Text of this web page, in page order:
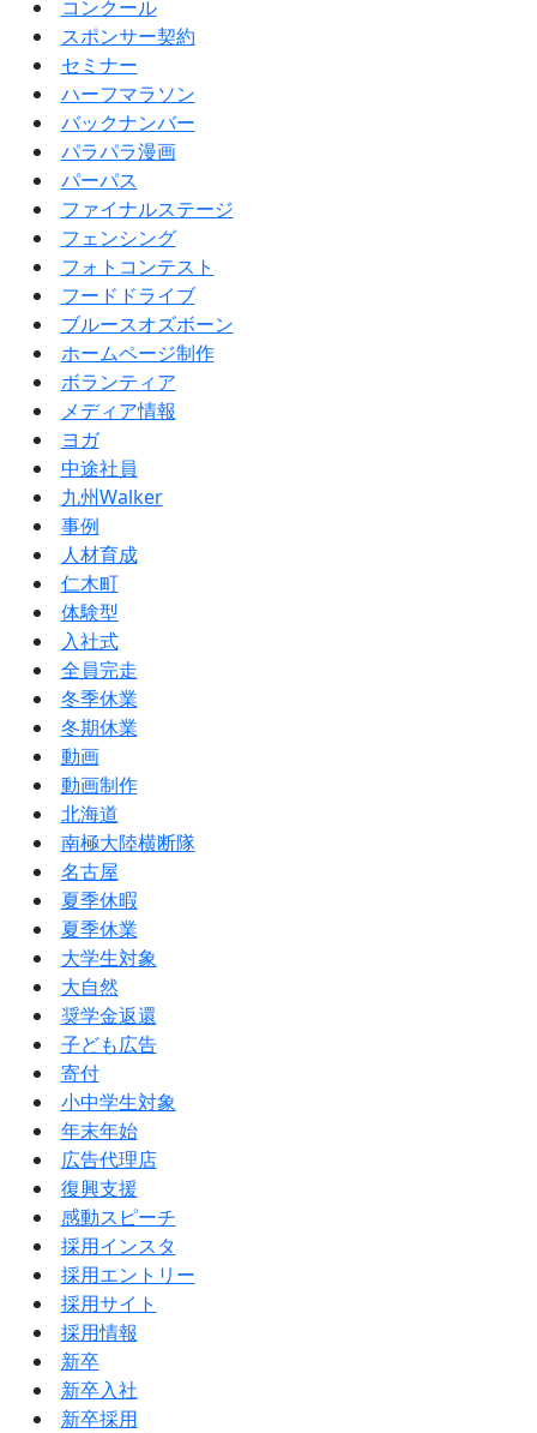
コンクール
スポンサー契約
セミナー
ハーフマラソン
バックナンバー
パラパラ漫画
パーパス
ファイナルステージ
フェンシング
フォトコンテスト
フードドライブ
ブルースオズボーン
ホームページ制作
ボランティア
メディア情報
ヨガ
中途社員
九州Walker
事例
人材育成
仁木町
体験型
入社式
全員完走
冬季休業
冬期休業
動画
動画制作
北海道
南極大陸横断隊
名古屋
夏季休暇
夏季休業
大学生対象
大自然
奨学金返還
子ども広告
寄付
小中学生対象
年末年始
広告代理店
復興支援
感動スピーチ
採用インスタ
採用エントリー
採用サイト
採用情報
新卒
新卒入社
新卒採用